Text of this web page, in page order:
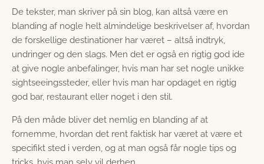
De tekster, man skriver på sin blog, kan altså være en
blanding af nogle helt almindelige beskrivelser af, hvordan
de forskellige destinationer har været – altså indtryk,
undringer og den slags. Men det er også en rigtig god ide
at give nogle anbefalinger, hvis man har set nogle unikke
sightseeingssteder, eller hvis man har opdaget en rigtig
god bar, restaurant eller noget i den stil.
På den måde bliver det nemlig en blanding af at
fornemme, hvordan det rent faktisk har været at være et
specifikt sted i verden, og at man også får nogle tips og